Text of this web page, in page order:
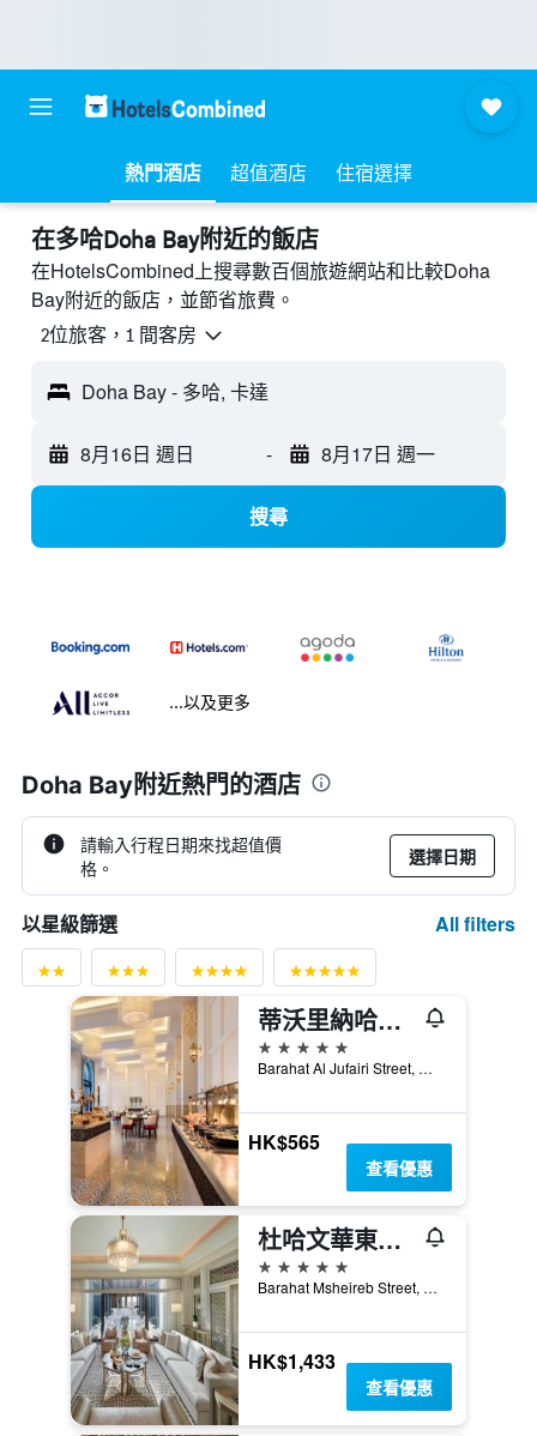
熱門酒店 超值酒店 住宿選擇
​在多哈Doha Bay附近​的飯店
在HotelsCombined上搜尋數百個旅遊網站和比較Doha
Bay附近的飯店，並節省旅費。
2位旅客，1 間客房
Doha Bay - 多哈, 卡達
8月16日 週日 - 8月17日 週一
搜尋
...以及更多
Doha Bay附近熱門的酒店
請輸入行程日期來找超值價
格。
選擇日期
以星級篩選 All filters
蒂沃里納哈達多哈飯店
5星級
Barahat Al Jufairi Street, 多哈, 卡達
HK$565
查看優惠
杜哈文華東方酒店
5星級
Barahat Msheireb Street, 多哈, 卡達
HK$1,433
查看優惠